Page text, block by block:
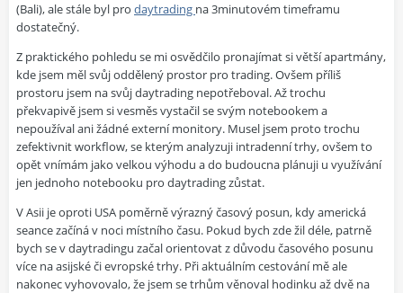
(Bali), ale stále byl pro daytrading na 3minutovém timeframu
dostatečný.
Z praktického pohledu se mi osvědčilo pronajímat si větší apartmány,
kde jsem měl svůj oddělený prostor pro trading. Ovšem příliš
prostoru jsem na svůj daytrading nepotřeboval. Až trochu
překvapivě jsem si vesměs vystačil se svým notebookem a
nepoužíval ani žádné externí monitory. Musel jsem proto trochu
zefektivnit workflow, se kterým analyzuji intradenní trhy, ovšem to
opět vnímám jako velkou výhodu a do budoucna plánuji u využívání
jen jednoho notebooku pro daytrading zůstat.
V Asii je oproti USA poměrně výrazný časový posun, kdy americká
seance začíná v noci místního času. Pokud bych zde žil déle, patrně
bych se v daytradingu začal orientovat z důvodu časového posunu
více na asijské či evropské trhy. Při aktuálním cestování mě ale
nakonec vyhovovalo, že jsem se trhům věnoval hodinku až dvě na